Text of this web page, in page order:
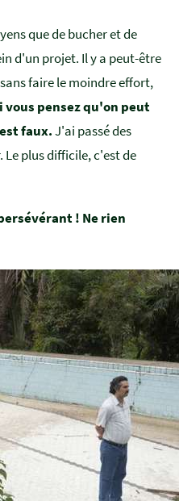
que de bucher et de
d'un projet. Il y a peut-être
faire le moindre effort,
vous pensez qu'on peut
faux.J'ai passé des
plus difficile, c'est de
! Ne rien